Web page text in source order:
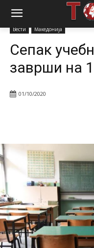
Почетна Сепак
Вести Македонија
Сепак
заврши на
01/10/2020